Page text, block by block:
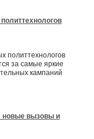
политтехнологов
за самые яркие
кампаний
новые вызовы и